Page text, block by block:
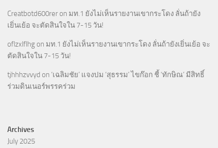
Creatbotd600rer on มท.1 ยังไม่เห็นรายงานเขากระโดง ลั่นถ้ายัง
เยิ่นเย้อ จะตัดสินใจใน 7-15 วัน!
oflzxlflhg on มท.1 ยังไม่เห็นรายงานเขากระโดง ลั่นถ้ายังเยิ่นเย้อ จะ
ตัดสินใจใน 7-15 วัน!
tjhhhzvvyd on ‘เฉลิมชัย’ แจงปม ‘สุธรรม’ ไขก๊อก ชี้ ‘ทักษิณ’ มีสิทธิ์
ร่วมดินเนอร์พรรคร่วม
Archives
July 2025